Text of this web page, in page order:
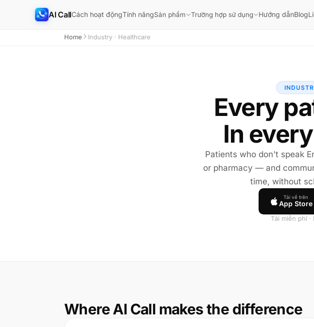
AI CallCách hoạt độngTính năngSản phẩm Trường hợp sử dụng Hướng dẫnBlog
Home Industry · Healthcare
Every
In
Patients who don't speak
or pharmacy — and
time, without
Tải về trên
App Store
Tải miễn phí
Where AI Call makes the difference